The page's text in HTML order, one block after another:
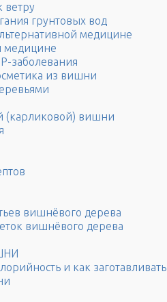
грунтовых вод
медицине
медицине
заболевания
из вишни
(карликовой) вишни
вишнёвого дерева
вишнёвого дерева
и как заготавливать